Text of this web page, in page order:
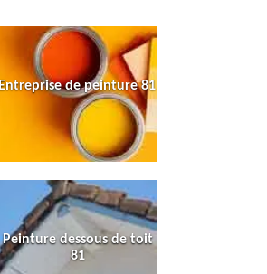
Entreprise de peinture 81
Peinture dessous de toit
81